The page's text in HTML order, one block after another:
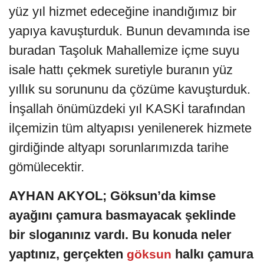
yüz yıl hizmet edeceğine inandığımız bir
yapıya kavuşturduk. Bunun devamında ise
buradan Taşoluk Mahallemize içme suyu
isale hattı çekmek suretiyle buranın yüz
yıllık su sorununu da çözüme kavuşturduk.
İnşallah önümüzdeki yıl KASKİ tarafından
ilçemizin tüm altyapısı yenilenerek hizmete
girdiğinde altyapı sorunlarımızda tarihe
gömülecektir.
AYHAN AKYOL; Göksun’da kimse
ayağını çamura basmayacak şeklinde
bir sloganınız vardı. Bu konuda neler
yaptınız, gerçekten göksun halkı çamura